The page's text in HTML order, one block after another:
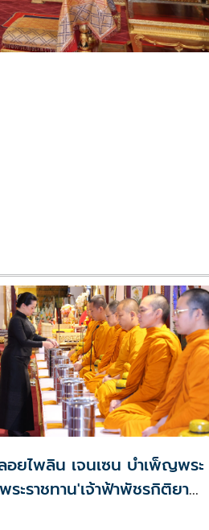
ยไพลิน เจนเซน บำเพ็ญพระ
ระราชทาน'เจ้าฟ้าพัชรกิติยา